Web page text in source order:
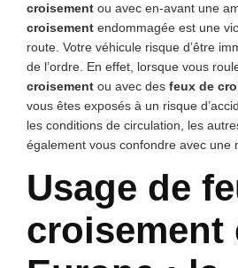
croisement ou avec en-avant une
croisement endommagée est une
route. Votre véhicule risque d’être
de l’ordre. En effet, lorsque vous
croisement ou avec des feux de
vous êtes exposés à un risque
les conditions de circulation, les
également vous confondre avec une
Usage de
croisement